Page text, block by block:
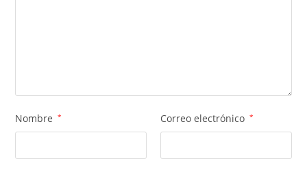
Nombre * Correo electrónico *